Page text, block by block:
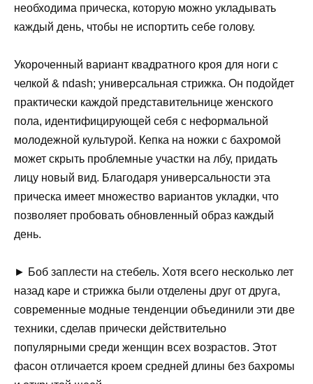
необходима прическа, которую можно укладывать
каждый день, чтобы не испортить себе голову.
Укороченный вариант квадратного кроя для ноги с
челкой & ndash; универсальная стрижка. Он подойдет
практически каждой представительнице женского
пола, идентифицирующей себя с неформальной
молодежной культурой. Кепка на ножки с бахромой
может скрыть проблемные участки на лбу, придать
лицу новый вид. Благодаря универсальности эта
прическа имеет множество вариантов укладки, что
позволяет пробовать обновленный образ каждый
день.
► Боб заплести на стебель. Хотя всего несколько лет
назад каре и стрижка были отделены друг от друга,
современные модные тенденции объединили эти две
техники, сделав прически действительно
популярными среди женщин всех возрастов. Этот
фасон отличается кроем средней длины без бахромы